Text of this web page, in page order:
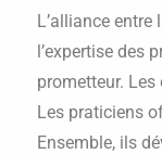
L’alliance
l’expertise des
prometteur.
Les praticiens
Ensemble, ils